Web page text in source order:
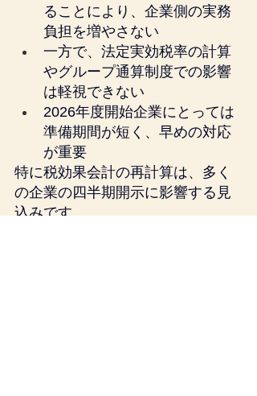
ることにより、企業側の実務
負担を増やさない
一方で、法定実効税率の計算
やグループ通算制度での影響
は軽視できない
2026年度開始企業にとっては
準備期間が短く、早めの対応
が重要
特に税効果会計の再計算は、多く
の企業の四半期開示に影響する見
込みです。